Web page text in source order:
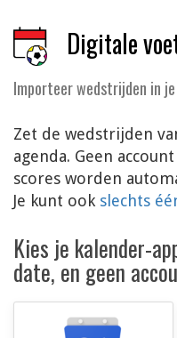
Digitale
Importeer wedstrijden in
Zet de wedstrijden
agenda. Geen
scores worden
Je kunt ook slechts
Kies je kalender-
date, en geen